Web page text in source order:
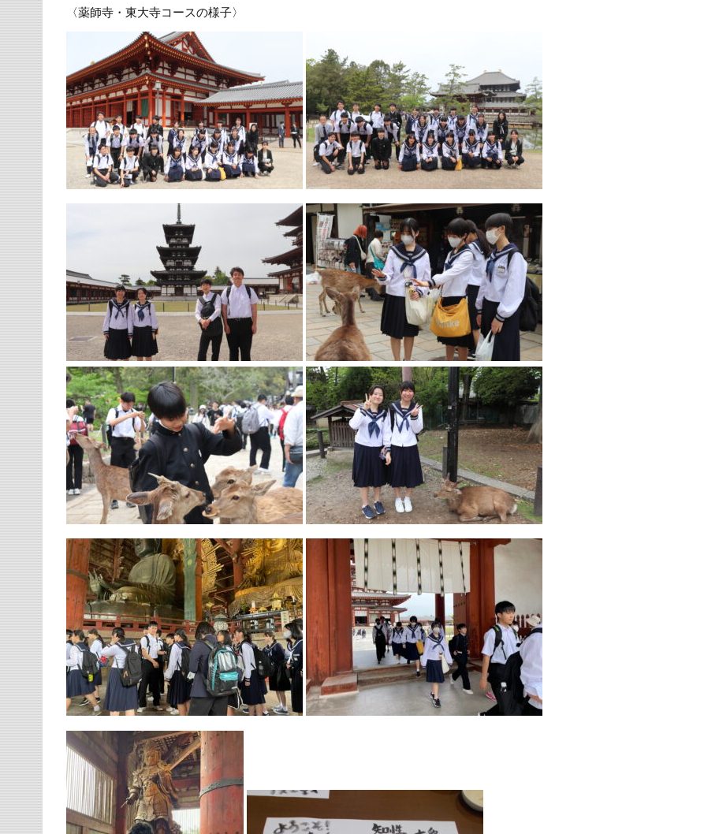
〈薬師寺・東大寺コースの様子〉